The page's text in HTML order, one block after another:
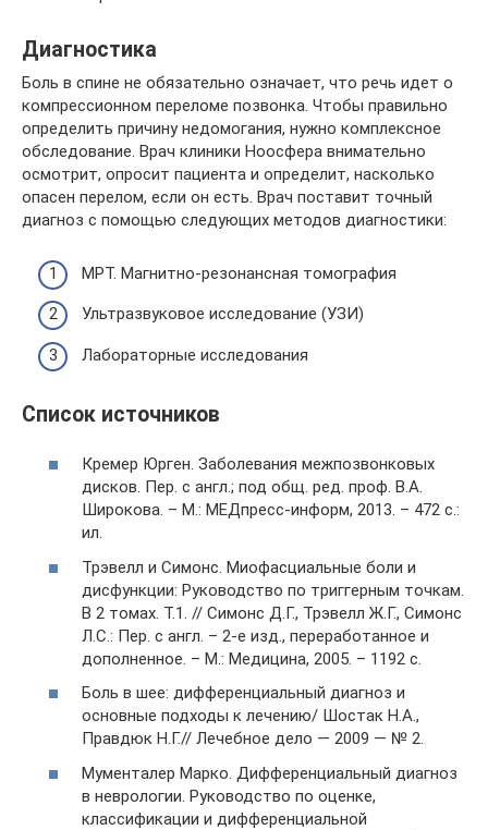
Диагностика
Боль в спине не обязательно означает, что речь идет о
компрессионном переломе позвонка. Чтобы правильно
определить причину недомогания, нужно комплексное
обследование. Врач клиники Ноосфера внимательно
осмотрит, опросит пациента и определит, насколько
опасен перелом, если он есть. Врач поставит точный
диагноз с помощью следующих методов диагностики:
МРТ. Магнитно-резонансная томография
Ультразвуковое исследование (УЗИ)
Лабораторные исследования
Список источников
Кремер Юрген. Заболевания межпозвонковых
дисков. Пер. с англ.; под общ. ред. проф. В.А.
Широкова. – М.: МЕДпресс-информ, 2013. – 472 с.:
ил.
Трэвелл и Симонс. Миофасциальные боли и
дисфункции: Руководство по триггерным точкам.
В 2 томах. Т.1. // Симонс Д.Г., Трэвелл Ж.Г., Симонс
Л.С.: Пер. с англ. – 2-е изд., переработанное и
дополненное. – М.: Медицина, 2005. – 1192 с.
Боль в шее: дифференциальный диагноз и
основные подходы к лечению/ Шостак Н.А.,
Правдюк Н.Г.// Лечебное дело — 2009 — № 2.
Мументалер Марко. Дифференциальный диагноз
в неврологии. Руководство по оценке,
классификации и дифференциальной